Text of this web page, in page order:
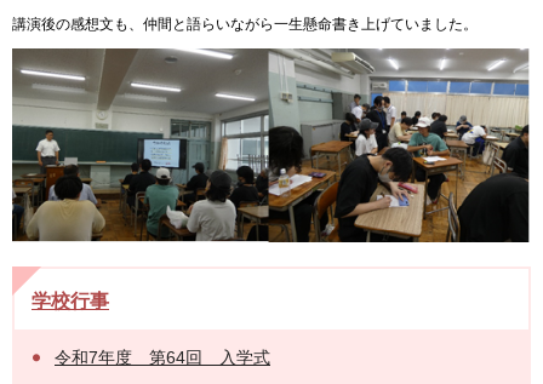
講演後の感想文も、仲間と語らいながら一生懸命書き上げていました。
学校行事
令和7年度 第64回 入学式